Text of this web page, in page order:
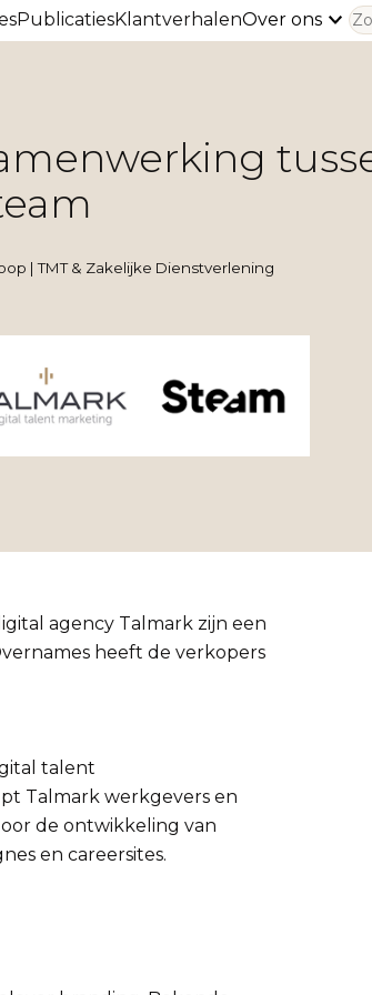
PublicatiesKlantverhalenOver ons
| TMT & Zakelijke Dienstverlening
agency Talmark zijn een
heeft de verkopers
talent
Talmark werkgevers en
de ontwikkeling van
en careersites.